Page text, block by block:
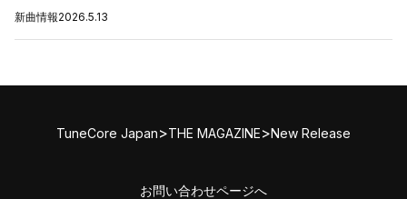
新曲情報2026.5.13
TuneCore Japan>THE MAGAZINE>New Release
お問い合わせページへ